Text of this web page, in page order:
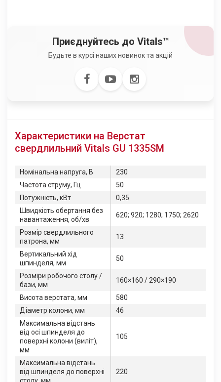
Приєднуйтесь до Vitals™
Будьте в курсі наших новинок та акцій
Характеристики на Верстат
свердлильний Vitals GU 1335SM
Номінальна напруга, В
230
Частота струму, Гц
50
Потужність, кВт
0,35
Швидкість обертання без
навантаження, об/хв
620; 920; 1280; 1750; 2620
Розмір свердлильного
патрона, мм
13
Вертикальний хід
шпинделя, мм
50
Розміри робочого столу /
бази, мм
160×160 / 290×190
Висота верстата, мм
580
Діаметр колони, мм
46
Максимальна відстань
від осі шпинделя до
поверхні колони (виліт),
мм
105
Максимальна відстань
від шпинделя до поверхні
220